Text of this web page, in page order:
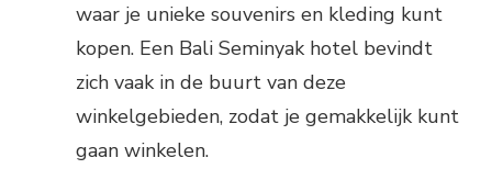
waar je unieke souvenirs en kleding kunt
kopen. Een Bali Seminyak hotel bevindt
zich vaak in de buurt van deze
winkelgebieden, zodat je gemakkelijk kunt
gaan winkelen.